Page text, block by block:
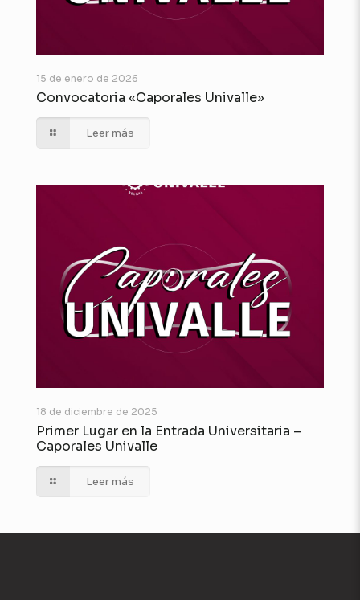
15 de enero de 2026
Convocatoria «Caporales Univalle»
Leer más
18 de diciembre de 2025
Primer Lugar en la Entrada Universitaria –
Caporales Univalle
Leer más